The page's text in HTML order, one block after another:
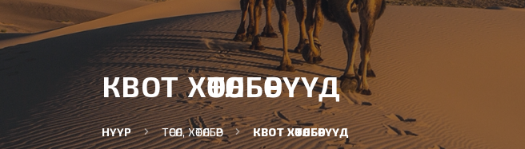
КВОТ ХӨТӨЛБӨРҮҮД
НҮҮР ТӨСӨЛ, ХӨТӨЛБӨР КВОТ ХӨТӨЛБӨРҮҮД